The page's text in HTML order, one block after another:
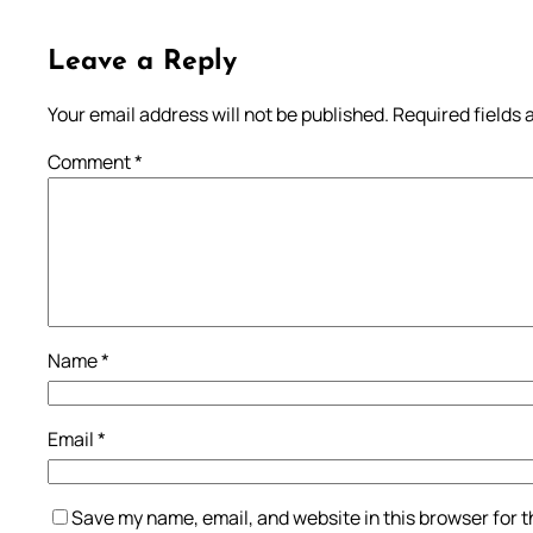
Leave a Reply
Your email address will not be published. Required fields
Comment*
Name*
Email*
Save my name, email, and website in this browser for